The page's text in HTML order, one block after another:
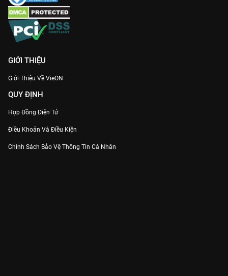
GIỚI THIỆU
Giới Thiệu Về VieON
QUY ĐỊNH
Hợp Đồng Điện Tử
Điều Khoản Và Điều Kiện
Chính Sách Bảo Vệ Thông Tin Cá Nhân